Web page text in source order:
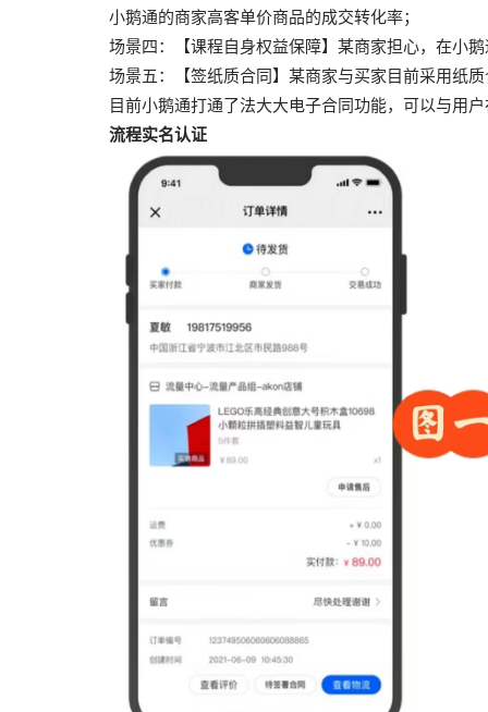
小鹅通的商家高客单价商品的成交转化率；
场景四：【课程自身权益保障】某商家担心，在小
场景五：【签纸质合同】某商家与买家目前采用纸
目前小鹅通打通了法大大电子合同功能，可以与用
流程实名认证